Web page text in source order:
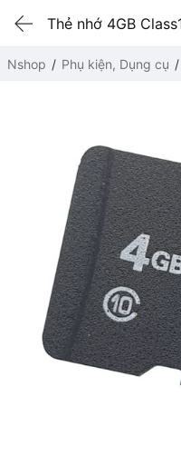
Thẻ nhớ 4GB
Nshop Phụ kiện, Dụng cụ